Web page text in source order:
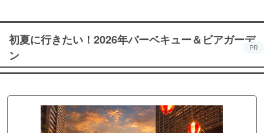
初夏に行きたい！2026年バーベキュー＆ビアガーデ
ン
PR